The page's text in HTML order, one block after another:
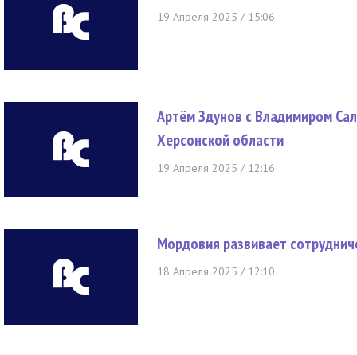
19 Апреля 2025 / 15:06
Артём Здунов с Владимиром
Херсонской области
19 Апреля 2025 / 12:16
Мордовия развивает
18 Апреля 2025 / 12:10